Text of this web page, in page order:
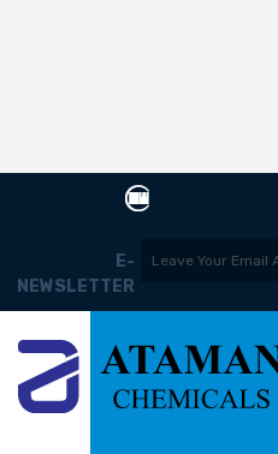
E-
NEWSLETTER